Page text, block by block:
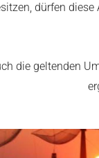
dürfen
die geltenden